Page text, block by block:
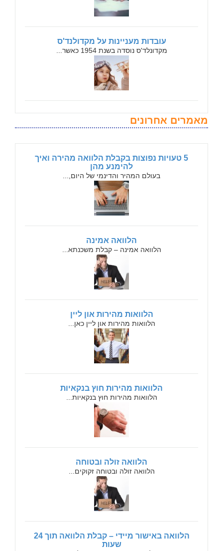
עובדות מעניינות על מקדולנד'ס
מקדונלד'ס נוסדה בשנת 1954 כאשר...
מאמרים אחרונים
5 טעויות נפוצות בקבלת הלוואה מהירה ואיך
להימנע מהן
בעולם המהיר והדינמי של היום,...
הלוואה אמינה
הלוואה אמינה – קבלת משכנתא...
הלוואות מהירות און ליין
הלוואות מהירות און ליין כאן...
הלוואות מהירות חוץ בנקאיות
הלוואות מהירות חוץ בנקאיות...
הלוואה זולה ובטוחה
הלוואה זולה ובטוחה זקוקים...
הלוואה באישור מיידי – קבלת הלוואה תוך 24
שעות